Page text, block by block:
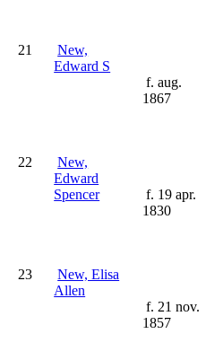
21
New,
Edward S
f. aug.
1867
22
New,
Edward
Spencer
f. 19 apr.
1830
23
New, Elisa
Allen
f. 21 nov.
1857